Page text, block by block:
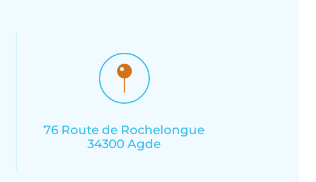
76 Route de Rochelongue
34300 Agde